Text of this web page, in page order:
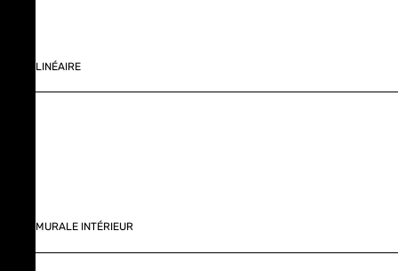
LINÉAIRE
MURALE INTÉRIEUR